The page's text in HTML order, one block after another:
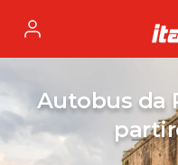
Profile
Autobus da